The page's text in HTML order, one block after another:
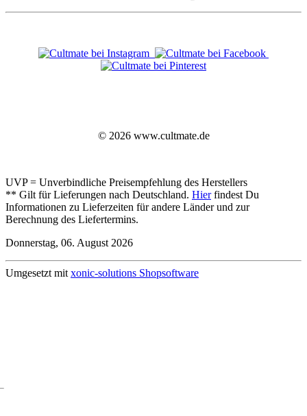
© 2026 www.cultmate.de
UVP = Unverbindliche Preisempfehlung des Herstellers
** Gilt für Lieferungen nach Deutschland. Hierfindest Du
Informationen zu Lieferzeiten für andere Länder und zur
Berechnung des Liefertermins.
Donnerstag, 06. August 2026
Umgesetzt mit xonic-solutions Shopsoftware